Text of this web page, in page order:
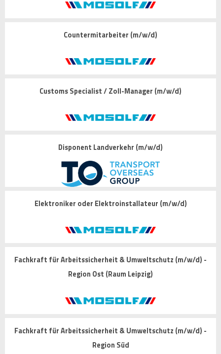
Countermitarbeiter (m/w/d)
Customs Specialist / Zoll-Manager (m/w/d)
Disponent Landverkehr (m/w/d)
Elektroniker oder Elektroinstallateur (m/w/d)
Fachkraft für Arbeitssicherheit & Umweltschutz (m/w/d) -
Region Ost (Raum Leipzig)
Fachkraft für Arbeitssicherheit & Umweltschutz (m/w/d) -
Region Süd